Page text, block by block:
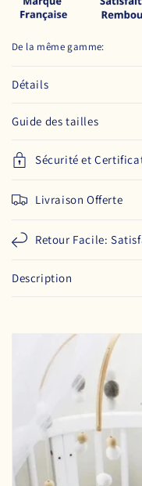
De la même gamme:
Détails
Guide des tailles
Sécurité et
Livraison Offerte
Retour Facile:
Description